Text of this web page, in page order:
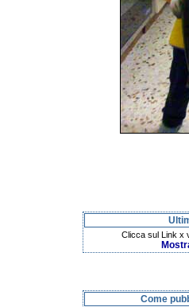
Clicca sul Link x
Come